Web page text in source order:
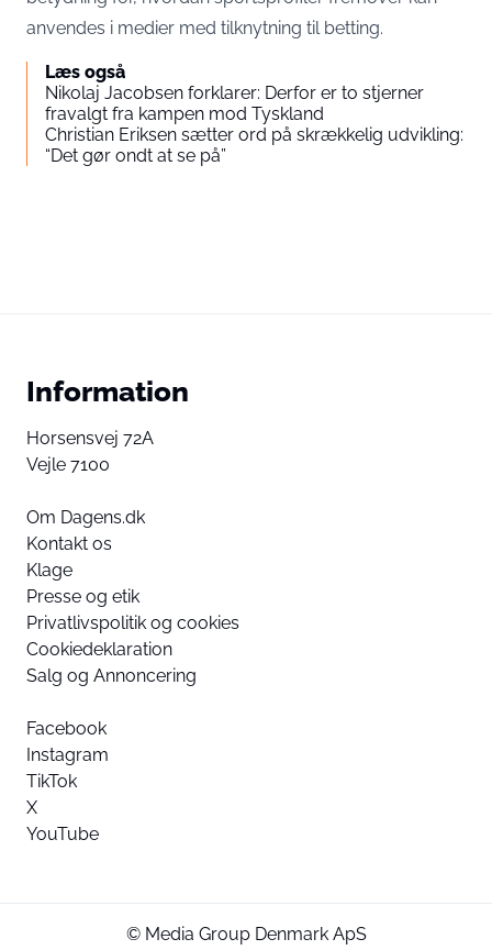
anvendes i medier med tilknytning til betting.
Læs også
Nikolaj Jacobsen forklarer: Derfor er to stjerner
fravalgt fra kampen mod Tyskland
Christian Eriksen sætter ord på skrækkelig udvikling:
“Det gør ondt at se på”
Information
Horsensvej 72A
Vejle 7100
Om Dagens.dk
Kontakt os
Klage
Presse og etik
Privatlivspolitik og cookies
Cookiedeklaration
Salg og Annoncering
Facebook
Instagram
TikTok
X
YouTube
© Media Group Denmark ApS